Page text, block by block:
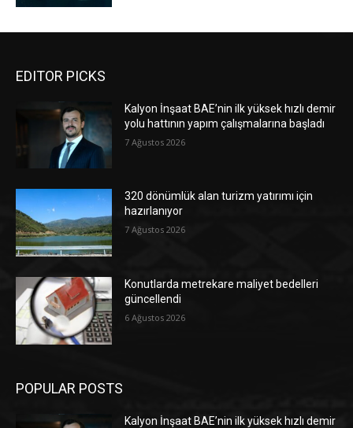
EDITOR PICKS
Kalyon İnşaat BAE’nin ilk yüksek hızlı demir
yolu hattının yapım çalışmalarına başladı
7 Ağustos 2026
320 dönümlük alan turizm yatırımı için
hazırlanıyor
7 Ağustos 2026
Konutlarda metrekare maliyet bedelleri
güncellendi
6 Ağustos 2026
POPULAR POSTS
Kalyon İnşaat BAE’nin ilk yüksek hızlı demir